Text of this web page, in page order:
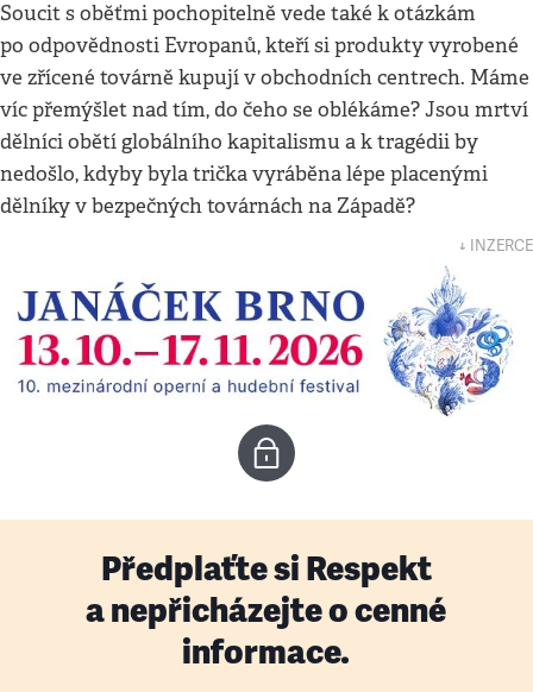
Soucit s oběťmi pochopitelně vede také k otázkám
po odpovědnosti Evropanů, kteří si produkty vyrobené
ve zřícené továrně kupují v obchodních centrech. Máme
víc přemýšlet nad tím, do čeho se oblékáme? Jsou mrtví
dělníci obětí globálního kapitalismu a k tragédii by
nedošlo, kdyby byla trička vyráběna lépe placenými
dělníky v bezpečných továrnách na Západě?
↓ INZERCE
Předplaťte si Respekt
a nepřicházejte o cenné
informace.